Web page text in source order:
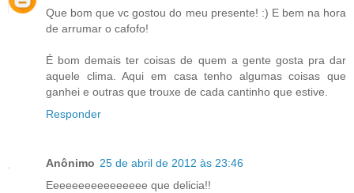
Que bom que vc gostou do meu presente! :) E bem na hora
de arrumar o cafofo!
É bom demais ter coisas de quem a gente gosta pra dar
aquele clima. Aqui em casa tenho algumas coisas que
ganhei e outras que trouxe de cada cantinho que estive.
Responder
Anônimo 25 de abril de 2012 às 23:46
Eeeeeeeeeeeeeeee que delicia!!